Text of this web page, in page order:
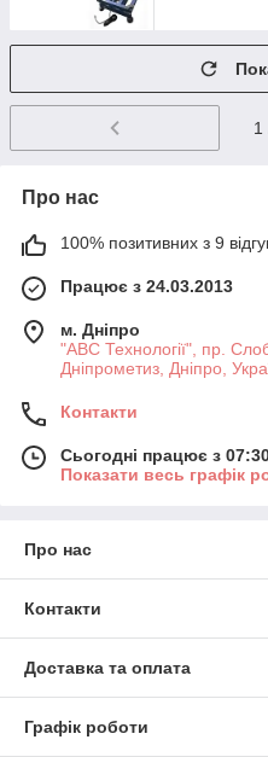
1
Про нас
100% позитивних з 9
Працює з 24.03.2013
м. Дніпро
"АВС Технології", пр.
Дніпрометиз, Дніпро,
Контакти
Сьогодні працює з
Показати весь графік
Про нас
Контакти
Доставка та оплата
Графік роботи